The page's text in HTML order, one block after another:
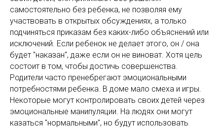
самостоятельно без ребенка, не позволяя ему
участвовать в открытых обсуждениях, а только
подчиняться приказам без каких-либо объяснений или
исключений. Если ребенок не делает этого, он / она
будет "наказан", даже если он не виноват. Хотя цель
состоит в том, чтобы достичь совершенства.
Родители часто пренебрегают эмоциональными
потребностями ребенка. В доме мало смеха и игры.
Некоторые могут контролировать своих детей через
эмоциональные манипуляции. На людях они могут
казаться "нормальными", но будут использовать